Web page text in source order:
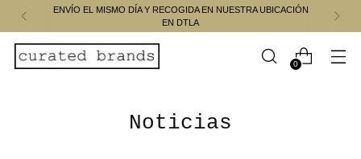
ENVÍO EL MISMO DÍA Y RECOGIDA EN NUESTRA UBICACIÓN
EN DTLA
0
Noticias